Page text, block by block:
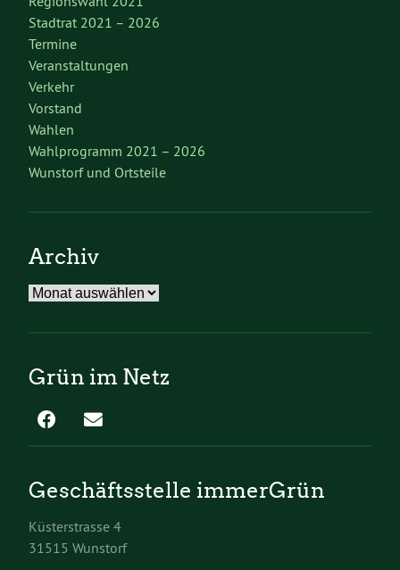
Stadtrat 2021 – 2026
Termine
Veranstaltungen
Verkehr
Vorstand
Wahlen
Wahlprogramm 2021 – 2026
Wunstorf und Ortsteile
Archiv
Archiv
Grün im Netz
Geschäftsstelle immerGrün
Küsterstrasse 4
31515 Wunstorf